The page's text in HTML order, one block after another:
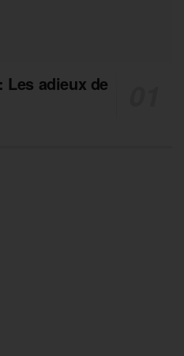
Les adieux de